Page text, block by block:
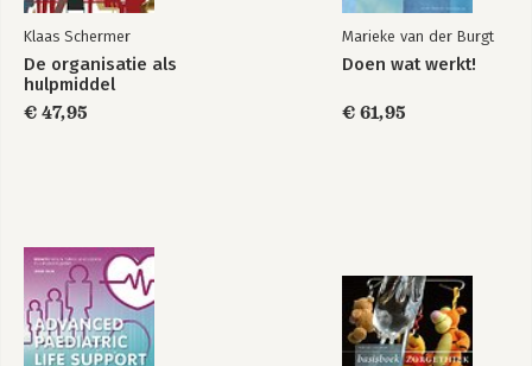
Klaas Schermer
De organisatie als
hulpmiddel
€ 47,95
Marieke van der Burgt
Doen wat werkt!
€ 61,95